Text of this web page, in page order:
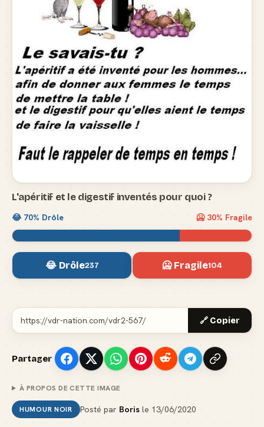
L'apéritif et le digestif inventés pour quoi ?
😂 70% Drôle 🥶 30% Fragile
😂 Drôle237 🥶 Fragile104
🔗 Copier
Partager
À PROPOS DE CETTE IMAGE
HUMOUR NOIR Posté par Borisle 13/06/2020